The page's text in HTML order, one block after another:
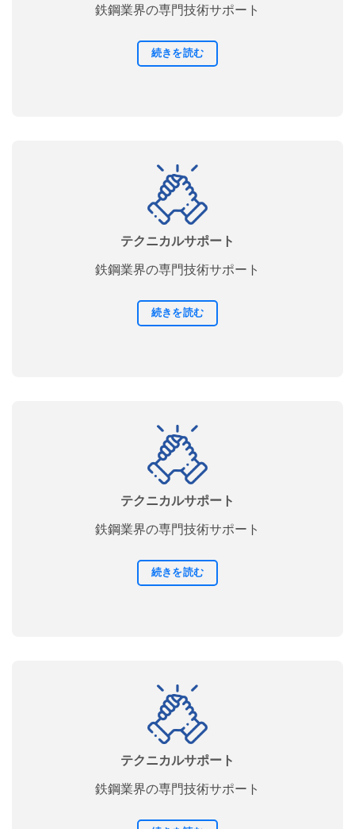
鉄鋼業界の専門技術サポート
続きを読む
テクニカルサポート
鉄鋼業界の専門技術サポート
続きを読む
テクニカルサポート
鉄鋼業界の専門技術サポート
続きを読む
テクニカルサポート
鉄鋼業界の専門技術サポート